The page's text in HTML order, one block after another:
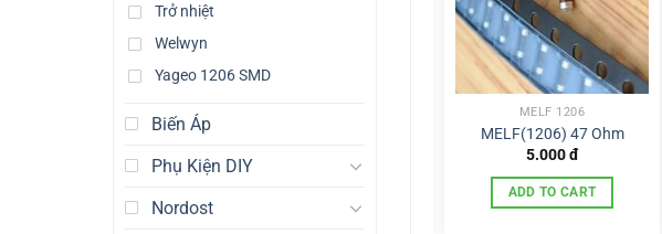
MELF 1206
MELF(1206) 47 Ohm
5.000đ
ADD TO CART
MELF(1206) 2k7 Ohm
Trở nhiệt
Welwyn
Yageo 1206 SMD
Biến Áp
Phụ Kiện DIY
Nordost